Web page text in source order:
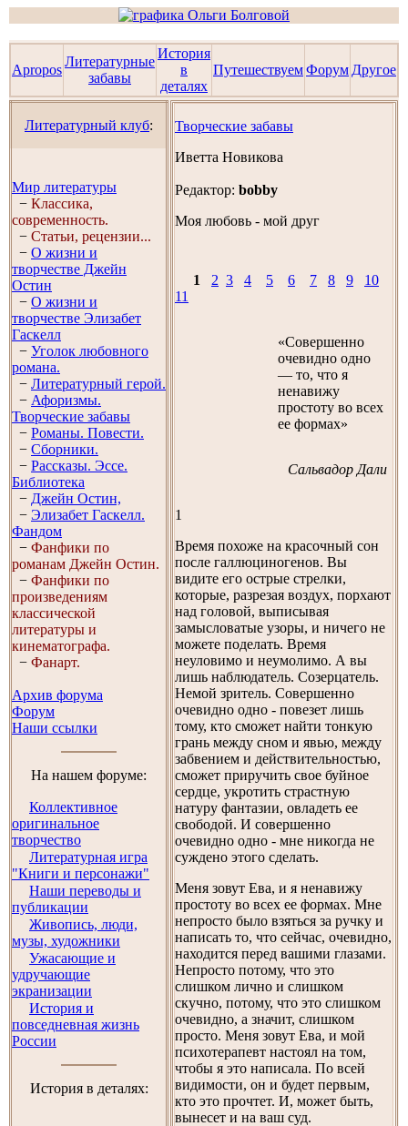
Apropos
Литературные
забавы
История
в
деталях
ПутешествуемФорум Другое
Литературный клуб:
Мир литературы
− Классика,
современность.
− Статьи, рецензии...
− О жизни и
творчестве Джейн
Остин
− О жизни и
творчестве Элизабет
Гaскелл
− Уголок любовного
романа.
− Литературный герой.
− Афоризмы.
Творческие забавы
− Романы. Повести.
− Сборники.
− Рассказы. Эссe.
Библиотека
− Джейн Остин,
− Элизабет Гaскелл.
Фандом
− Фанфики по
романам Джейн Остин.
− Фанфики по
произведениям
классической
литературы и
кинематографа.
− Фанарт.
Архив форума
Форум
Наши ссылки
На нашем форуме:
Коллективное
оригинальное
творчество
Литературная игра
"Книги и персонажи"
Наши переводы и
публикации
Живопись, люди,
музы, художники
Ужасающие и
удручающие
экранизации
История и
повседневная жизнь
России
История в деталях:
Творческие забавы
Иветта Новикова
Редактор: bobby
Моя любовь - мой друг
1 2 3 4 5 6 7 8 9
10
11
«Совершенно
очевидно одно
— то, что я
ненавижу
простоту во всех
ее формах»
Сальвадор Дали
1
Время похоже на красочный сон
после галлюциногенов. Вы
видите его острые стрелки,
которые, разрезая воздух, порхают
над головой, выписывая
замысловатые узоры, и ничего не
можете поделать. Время
неуловимо и неумолимо. А вы
лишь наблюдатель. Созерцатель.
Немой зритель. Совершенно
очевидно одно - повезет лишь
тому, кто сможет найти тонкую
грань между сном и явью, между
забвением и действительностью,
сможет приручить свое буйное
сердце, укротить страстную
натуру фантазии, овладеть ее
свободой. И совершенно
очевидно одно - мне никогда не
суждено этого сделать.
Меня зовут Ева, и я ненавижу
простоту во всех ее формах. Мне
непросто было взяться за ручку и
написать то, что сейчас, очевидно,
находится перед вашими глазами.
Непросто потому, что это
слишком лично и слишком
скучно, потому, что это слишком
очевидно, а значит, слишком
просто. Меня зовут Ева, и мой
психотерапевт настоял на том,
чтобы я это написала. По всей
видимости, он и будет первым,
кто это прочтет. И, может быть,
вынесет и на ваш суд.